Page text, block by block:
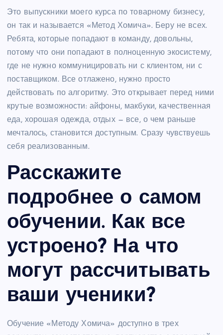
Это выпускники моего курса по товарному бизнесу,
он так и называется «Метод Хомича». Беру не всех.
Ребята, которые попадают в команду, довольны,
потому что они попадают в полноценную экосистему,
где не нужно коммуницировать ни с клиентом, ни с
поставщиком. Все отлажено, нужно просто
действовать по алгоритму. Это открывает перед ними
крутые возможности: айфоны, макбуки, качественная
еда, хорошая одежда, отдых — все, о чем раньше
мечталось, становится доступным. Сразу чувствуешь
себя реализованным.
Расскажите
подробнее о самом
обучении. Как все
устроено? На что
могут рассчитывать
ваши ученики?
Обучение «Методу Хомича» доступно в трех